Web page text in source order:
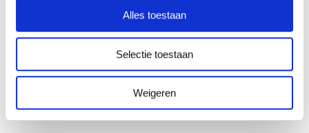
Alles toestaan
Selectie toestaan
Weigeren
Nu tijdelijk van €247 voor €47!
Laat een reactie achter!